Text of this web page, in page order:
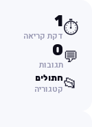
⏱️
1
דקת קריאה
💬
0
תגובות
📂חתולים
קטגוריה